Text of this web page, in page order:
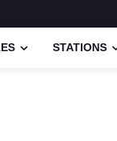
STATIONS